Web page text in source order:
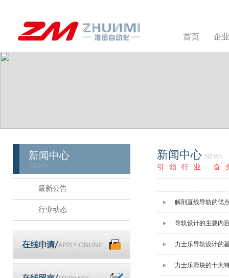
首页 企
新闻中心
NEWS
最新公告
行业动态
新闻中心 NEWS
引领行业 奋
解剖直线导轨的优
导轨设计的主要内
力士乐导轨设计的
力士乐滑块的十大